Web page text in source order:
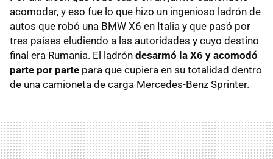
acomodar, y eso fue lo que hizo un ingenioso ladrón de
autos que robó una BMW X6 en Italia y que pasó por
tres países eludiendo a las autoridades y cuyo destino
final era Rumania. El ladrón desarmó la X6 y acomodó
parte por parte para que cupiera en su totalidad dentro
de una camioneta de carga Mercedes-Benz Sprinter.